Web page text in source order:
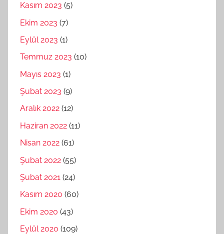
Kasım 2023 (5)
Ekim 2023 (7)
Eylül 2023 (1)
Temmuz 2023 (10)
Mayıs 2023 (1)
Şubat 2023 (9)
Aralık 2022 (12)
Haziran 2022 (11)
Nisan 2022 (61)
Şubat 2022 (55)
Şubat 2021 (24)
Kasım 2020 (60)
Ekim 2020 (43)
Eylül 2020 (109)